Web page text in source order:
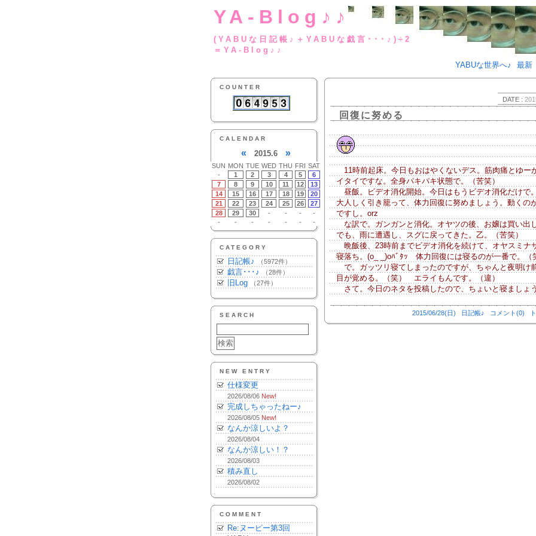
YA-Blog♪♪
(YABUな日記帳♪＋YABUな戯言･･
＝YA-Blog♪♪
YABUな世界へ♪
最新
COUNTER
CALENDAR
« 2015.6 »
SUN MON TUE WED THU FRI SAT
-
1 2 3 4 5
6
7
8 9 10 11 12
13
14
15 16 17 18 19
20
21
22 23 24 25 26
27
28
29 30 - - -
-
-
- - - - - -
CATEGORY
日記帳♪ （5972件）
戯言･･･♪ （28件）
旧Log （27件）
SEARCH
NEW ENTRY
仕様変更
2026/08/06 New!
完成しちゃったねー♪
2026/08/05 New!
なんか涼しいよ？
2026/08/04
なんか涼しい！？
2026/08/03
積み直し
2026/08/02
COMMENT
Re:ヌーピー第3回
DATE :
回復に努める
11時前起床。今日もおはやくないデス。筋肉痛とゆー
イタイですな。全身パキパキ状態で。（苦笑）
昼飯。ビデオ消化開始。今日はもうビデオ消化だけで。
大人しく引き籠って、体力回復に努めましょう。動くの
ですし。orz
な訳で。ガンガンと消化。オヤツの後、お嬢は買い出し
でも、雨に遭遇し、スグに戻ってきた。乙。（苦笑）
晩飯後、23時前までビデオ消化を続けて、オヤスミナ
寝落ち。(o_ _)oﾊﾞﾀｯ 体力回復には寝るのが一番で。（
で。ガッツリ寝てしまったのですが、ちゃんと夜明け
目が覚める。（笑） エライもんです。（違）
さて。今日のネタを投稿したので、ちょいと寝ましょう
2015/06/28(日) 日記帳♪ コメント(0)